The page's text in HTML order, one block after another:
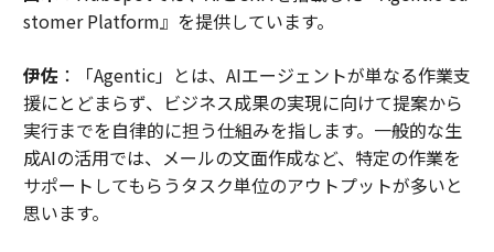
stomer Platform』を提供しています。
伊佐：「Agentic」とは、AIエージェントが単なる作業支
援にとどまらず、ビジネス成果の実現に向けて提案から
実行までを自律的に担う仕組みを指します。一般的な生
成AIの活用では、メールの文面作成など、特定の作業を
サポートしてもらうタスク単位のアウトプットが多いと
思います。